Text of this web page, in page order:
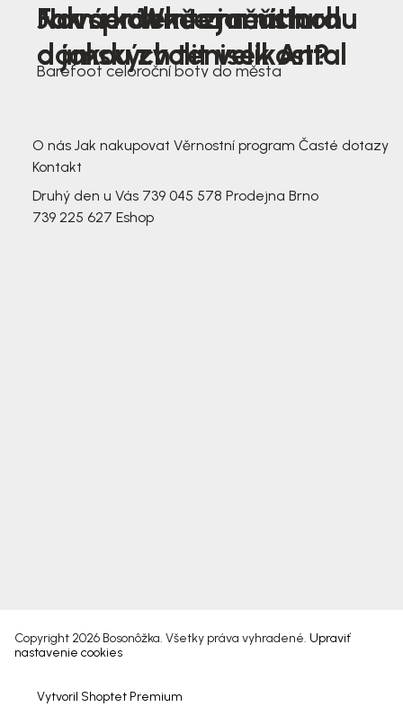
Nová kolekce jarních
dámských tenisek Antal
Jak správně změřit nohu
a jakou zvolit velikost?
Farmer Winter mustard
Barefoot celoroční boty do města
O nás Jak nakupovat Věrnostní program Časté dotazy
Kontakt
Druhý den u Vás 739 045 578 Prodejna Brno
739 225 627 Eshop
Vytvoril Shoptet Premium
Copyright 2026 Bosonôžka. Všetky práva vyhradené. Upraviť
nastavenie cookies